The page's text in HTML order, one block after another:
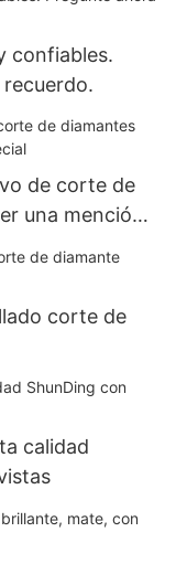
confiables.
de corte de
una mención
corte de
calidad